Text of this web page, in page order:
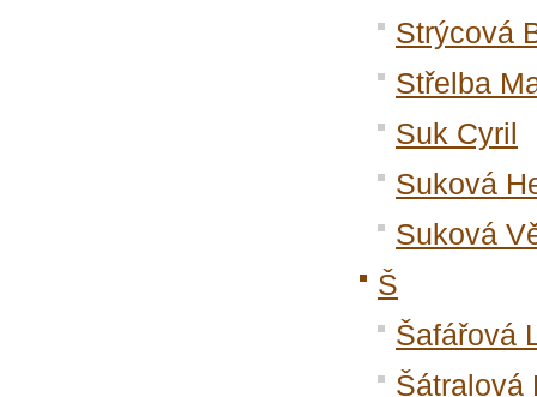
Strýcová
Střelba
Suk Cyril
Suková
Suková
Š
Šafářová
Šátralová